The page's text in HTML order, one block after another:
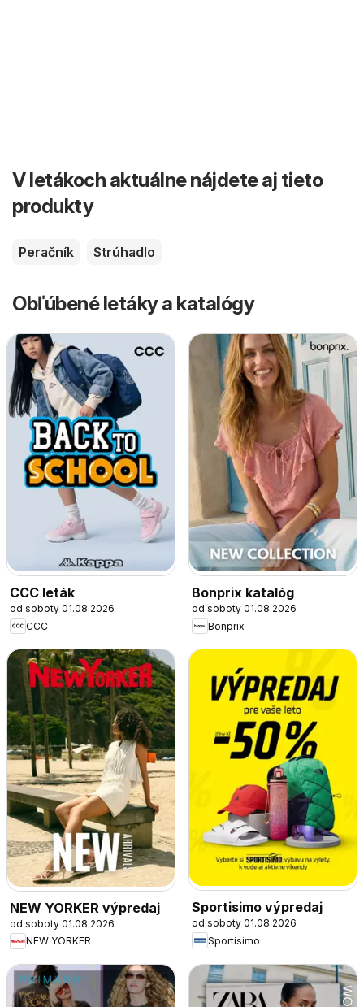
V letákoch aktuálne nájdete aj tieto
produkty
Peračník Strúhadlo
Obľúbené letáky a katalógy
CCC leták
od soboty 01.08.2026
CCC
Bonprix katalóg
od soboty 01.08.2026
Bonprix
NEW YORKER výpredaj
od soboty 01.08.2026
NEW YORKER
Sportisimo výpredaj
od soboty 01.08.2026
Sportisimo